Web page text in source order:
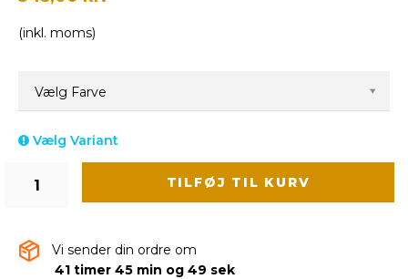
(inkl. moms)
Vælg Farve
Vælg Variant
TILFØJ TIL KURV
Vi sender din ordre om
41 timer 45 min og 48 sek